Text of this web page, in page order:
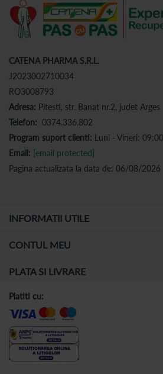
CATENA PHARMA S.R.L.
J2023002710034
RO3008793
Adresa: Pitesti, str. Banat nr.2, judet Arges
Telefon: 0374.336.802
Program suport clienti: Luni - Vineri:
Email: [email protected]
Pagina actualizata la data de: 06/08/2026
INFORMATII UTILE
CONTUL MEU
PLATA SI LIVRARE
Platiti cu: